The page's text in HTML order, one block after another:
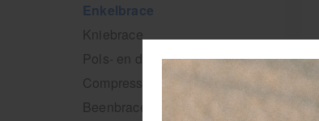
Enkelbrace
Kniebrace
Pols- en duimbrace
Compressiekleding
Beenbrace